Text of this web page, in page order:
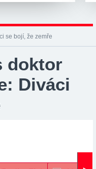
se bojí, že zemře
doktor
Diváci